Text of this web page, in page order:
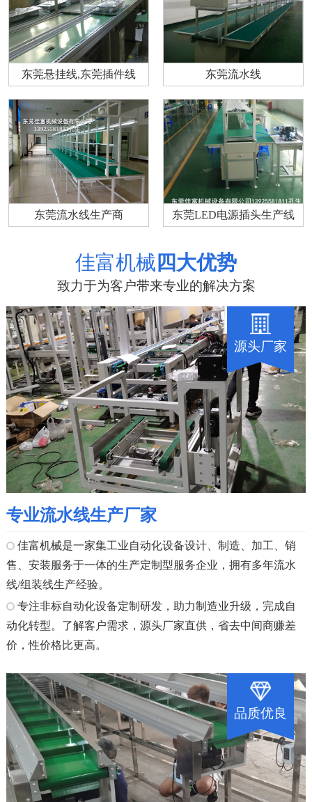
东莞悬挂线,东莞插件线 东莞流水线
东莞流水线生产商 东莞LED电源插头生产线
佳富机械 四大优势
致力于为客户带来专业的解决方案
源头厂家
专业流水线生产厂家
佳富机械是一家集工业自动化设备设计、制造、加工、销
售、安装服务于一体的生产定制型服务企业，拥有多年流水
线/组装线生产经验。
专注非标自动化设备定制研发，助力制造业升级，完成自
动化转型。了解客户需求，源头厂家直供，省去中间商赚差
价，性价格比更高。
品质优良